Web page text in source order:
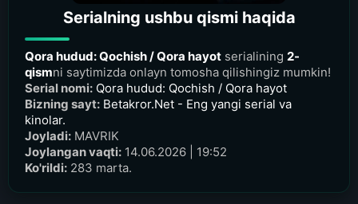
Serialning ushbu qismi haqida
Qora hudud: Qochish / Qora hayot serialining 2-
qismni saytimizda onlayn tomosha qilishingiz mumkin!
Serial nomi: Qora hudud: Qochish / Qora hayot
Bizning sayt: Betakror.Net - Eng yangi serial va
kinolar.
Joyladi: MAVRIK
Joylangan vaqti: 14.06.2026 | 19:52
Ko'rildi: 283 marta.